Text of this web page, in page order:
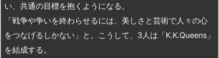
い、共通の目標を抱くようになる。
「戦争や争いを終わらせるには、美しさと芸術で人々の心
をつなげるしかない」と。こうして、3人は「K.K.Queens」
を結成する。